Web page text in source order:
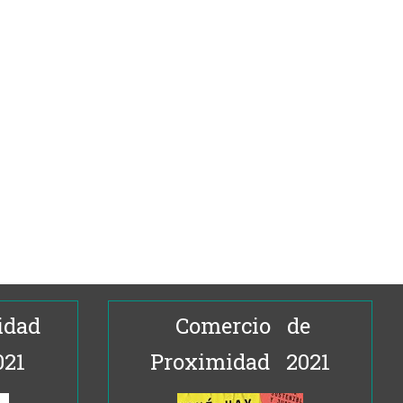
Comercio de
Proximidad 2021